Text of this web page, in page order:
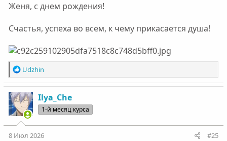
Женя, с днем рождения!
Счастья, успеха во всем, к чему прикасается душа!
Р
е
а
к
ц
и
и
:
Udzhin
Ilya_Che
1-й месяц курса
8 Июл 2026 #25